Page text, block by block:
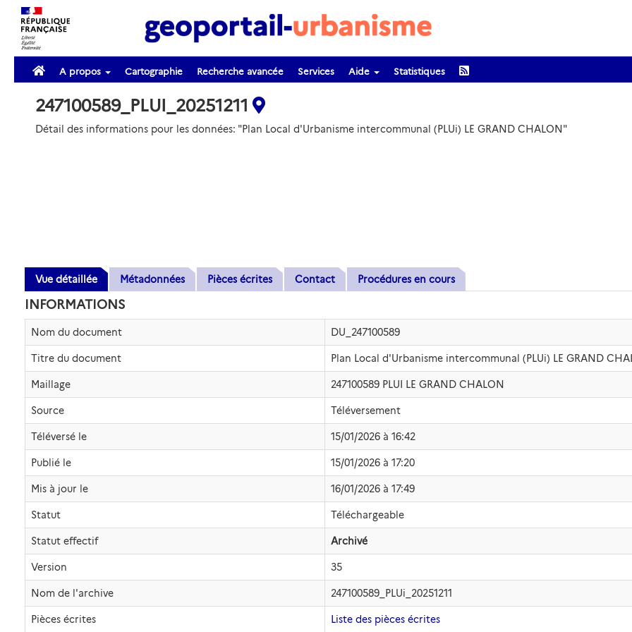
A propos Cartographie Recherche avancée Services Aide Statistiques
247100589_PLUI_20251211
Détail des informations pour les données: "Plan Local d'Urbanisme intercommunal (PLUi) LE GRAND CHALON"
Vue détaillée Métadonnées Pièces écrites Contact Procédures en cours
INFORMATIONS
Nom du document DU_247100589
Titre du document Plan Local d'Urbanisme intercommunal (PLUi) LE GRAND
Maillage 247100589 PLUI LE GRAND CHALON
Source Téléversement
Téléversé le 15/01/2026 à 16:42
Publié le 15/01/2026 à 17:20
Mis à jour le 16/01/2026 à 17:49
Statut Téléchargeable
Statut effectif Archivé
Version 35
Nom de l'archive 247100589_PLUi_20251211
Pièces écrites Liste des pièces écrites